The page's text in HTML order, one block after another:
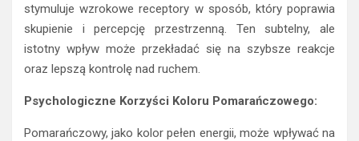
stymuluje wzrokowe receptory w sposób, który poprawia
skupienie i percepcję przestrzenną. Ten subtelny, ale
istotny wpływ może przekładać się na szybsze reakcje
oraz lepszą kontrolę nad ruchem.
Psychologiczne Korzyści Koloru Pomarańczowego:
Pomarańczowy, jako kolor pełen energii, może wpływać na